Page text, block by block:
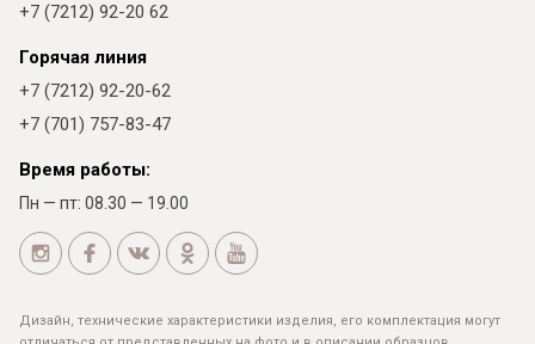
+7 (7212) 92-20 62
Горячая линия
+7 (7212) 92-20-62
+7 (701) 757-83-47
Время работы:
Пн — пт: 08.30 — 19.00
Дизайн, технические характеристики изделия, его комплектация могут